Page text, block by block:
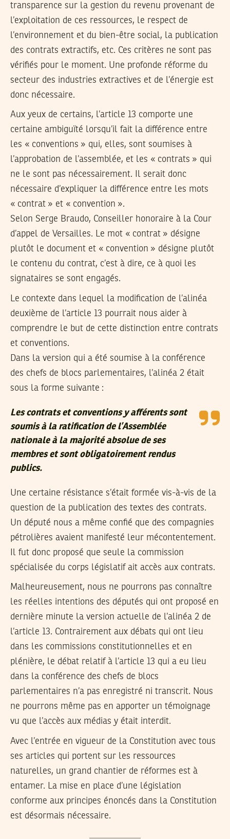
transparence sur la gestion du revenu provenant de
l’exploitation de ces ressources, le respect de
l’environnement et du bien-être social, la publication
des contrats extractifs, etc. Ces critères ne sont pas
vérifiés pour le moment. Une profonde réforme du
secteur des industries extractives et de l’énergie est
donc nécessaire.
Aux yeux de certains, l’article 13 comporte une
certaine ambiguïté lorsqu’il fait la différence entre
les « conventions » qui, elles, sont soumises à
l’approbation de l’assemblée, et les « contrats » qui
ne le sont pas nécessairement. Il serait donc
nécessaire d’expliquer la différence entre les mots
« contrat » et « convention ».
Selon Serge Braudo, Conseiller honoraire à la Cour
d’appel de Versailles. Le mot « contrat » désigne
plutôt le document et « convention » désigne plutôt
le contenu du contrat, c’est à dire, ce à quoi les
signataires se sont engagés.
Le contexte dans lequel la modification de l’alinéa
deuxième de l’article 13 pourrait nous aider à
comprendre le but de cette distinction entre contrats
et conventions.
Dans la version qui a été soumise à la conférence
des chefs de blocs parlementaires, l’alinéa 2 était
sous la forme suivante :
Les contrats et conventions y afférents sont
soumis à la ratification de l’Assemblée
nationale à la majorité absolue de ses
membres et sont obligatoirement rendus
publics.
Une certaine résistance s’était formée vis-à-vis de la
question de la publication des textes des contrats.
Un député nous a même confié que des compagnies
pétrolières avaient manifesté leur mécontentement.
Il fut donc proposé que seule la commission
spécialisée du corps législatif ait accès aux contrats.
Malheureusement, nous ne pourrons pas connaître
les réelles intentions des députés qui ont proposé en
dernière minute la version actuelle de l’alinéa 2 de
l’article 13. Contrairement aux débats qui ont lieu
dans les commissions constitutionnelles et en
plénière, le débat relatif à l’article 13 qui a eu lieu
dans la conférence des chefs de blocs
parlementaires n’a pas enregistré ni transcrit. Nous
ne pourrons même pas en apporter un témoignage
vu que l’accès aux médias y était interdit.
Avec l’entrée en vigueur de la Constitution avec tous
ses articles qui portent sur les ressources
naturelles, un grand chantier de réformes est à
entamer. La mise en place d’une législation
conforme aux principes énoncés dans la Constitution
est désormais nécessaire.